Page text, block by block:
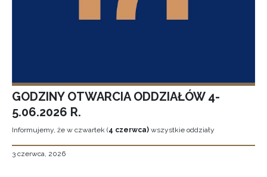
GODZINY OTWARCIA ODDZIAŁÓW 4-
5.06.2026 R.
Informujemy, że w czwartek (4 czerwca) wszystkie oddziały
3 czerwca, 2026